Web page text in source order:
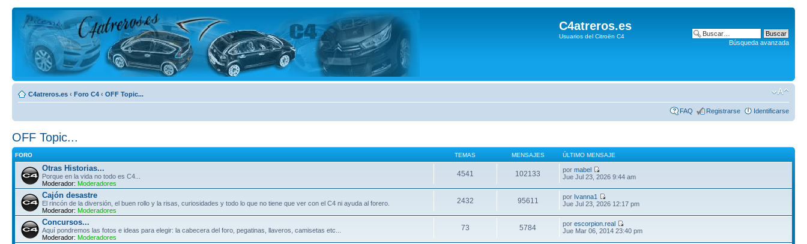
Búsqueda avanzada
C4atreros.es
Usuarios del Citroën C4
C4atreros.es ‹ Foro C4 ‹ OFF Topic...
FAQ Registrarse Identificarse
OFF Topic...
FORO TEMAS MENSAJES ÚLTIMO MENSAJE
Otras Historias...
Porque en la vida no todo es C4...
Moderador: Moderadores
4541 102133 pormabel
Jue Jul 23, 2026 9:44 am
Cajón desastre
El rincón de la diversión, el buen rollo y la risas, curiosidades y todo lo que no tiene que ver con el C4 ni ayuda al forero.
Moderador: Moderadores
2432 95611 por Ivanna1
Jue Jul 23, 2026 12:17 pm
Concursos...
Aquí pondremos las fotos e ideas para elegir: la cabecera del foro, pegatinas, llaveros, camisetas etc...
Moderador: Moderadores
73 5784 porescorpion.real
Jue Mar 06, 2014 23:40 pm